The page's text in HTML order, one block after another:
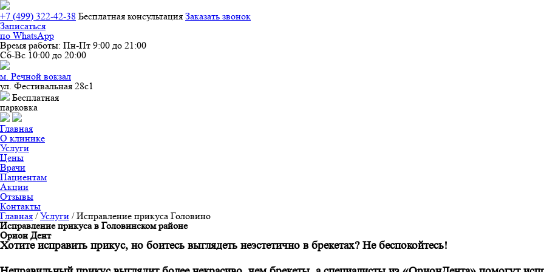
+7 (499) 322-42-38 Бесплатная конcультация Заказать звонок
Записаться
по WhatsApp
Время работы: Пн-Пт 9:00 до 21:00
Сб-Вс 10:00 до 20:00
м. Речной вокзал
ул. Фестивальная 28с1
Бесплатная
парковка
Главная
О клинике
Услуги
Цены
Врачи
Пациентам
Акции
Отзывы
Контакты
Главная /Услуги /Исправление прикуса Головино
Исправление прикуса в Головинском районе
Орион Дент
Хотите исправить прикус, но боитесь выглядеть неэстетично в брекетах? Не беспокойтесь!